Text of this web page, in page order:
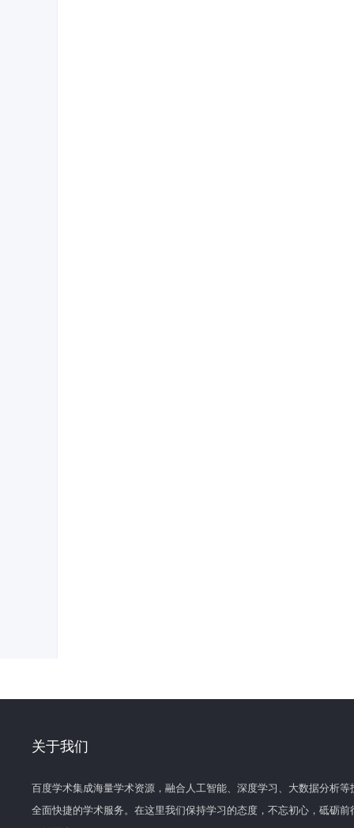
关于我们
百度学术集成海量学术资源，融合人工智能、深度学习、大数据分析
全面快捷的学术服务。在这里我们保持学习的态度，不忘初心，砥砺前